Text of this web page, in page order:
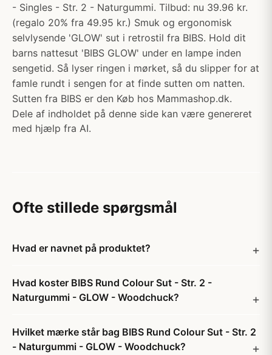
- Singles - Str. 2 - Naturgummi. Tilbud: nu 39.96 kr.
(regalo 20% fra 49.95 kr.) Smuk og ergonomisk
selvlysende 'GLOW' sut i retrostil fra BIBS. Hold dit
barns nattesut 'BIBS GLOW' under en lampe inden
sengetid. Så lyser ringen i mørket, så du slipper for at
famle rundt i sengen for at finde sutten om natten.
Sutten fra BIBS er den Køb hos Mammashop.dk.
Dele af indholdet på denne side kan være genereret
med hjælp fra AI.
Ofte stillede spørgsmål
Hvad er navnet på produktet?
Hvad koster BIBS Rund Colour Sut - Str. 2 -
Naturgummi - GLOW - Woodchuck?
Hvilket mærke står bag BIBS Rund Colour Sut - Str. 2
- Naturgummi - GLOW - Woodchuck?